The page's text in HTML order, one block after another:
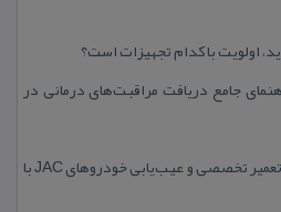
جامع دریافت مراقبت‌های درمانی در
امداد خودرو جك در مشهد | تعمیر تخصصی و عیب‌یابی خودروهای JAC با